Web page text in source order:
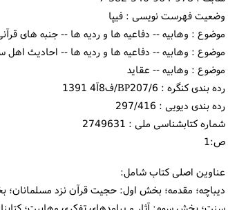
وضعیت فهرست نویسی : فیپا
موضوع : وهابیه -- دفاعیه ها و ردیه ها -- جنبه های
موضوع : وهابیه -- دفاعیه ها و ردیه ها -- احادیث اهل
موضوع : وهابیه -- عقاید
رده بندی کنگره : BP207/6/ف8آ4 1391
رده بندی دیویی : 297/416
شماره کتابشناسی ملی : 2749631
ص:1
عناوین اصلی کتاب شامل:
دیباچه؛ مقدمه؛ بخش اول: حجیت قرآن نزد مسلمانان؛